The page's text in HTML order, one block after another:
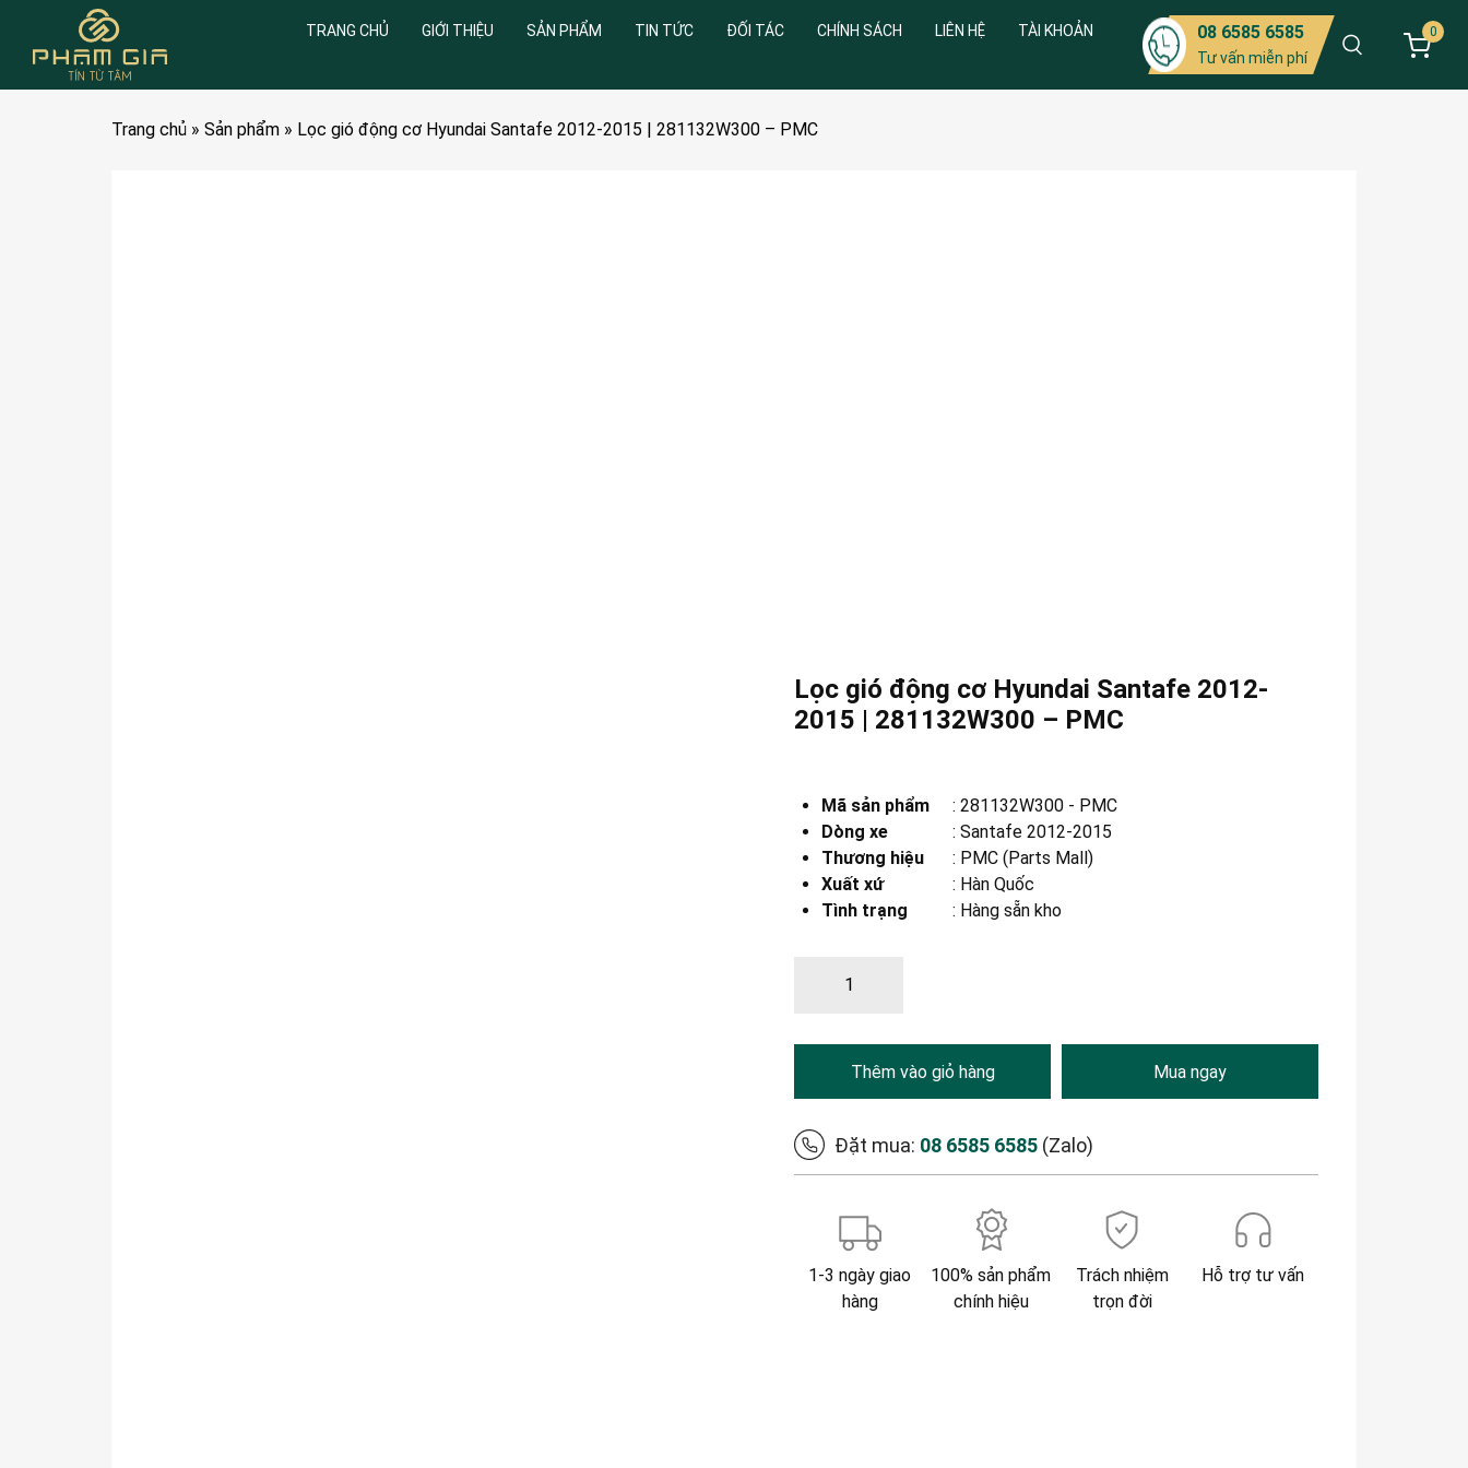
TRANG CHỦ GIỚI THIỆU SẢN PHẨM TIN TỨC ĐỐI TÁC CHÍNH SÁCH LIÊN HỆ TÀI KHOẢN 08 6585 6585
Tư vấn miễn phí
0
Trang chủ » Sản phẩm » Lọc gió động cơ Hyundai Santafe 2012-2015 | 281132W300 – PMC
Lọc gió động cơ Hyundai Santafe 2012-
2015 | 281132W300 – PMC
Mã sản phẩm : 281132W300 - PMC
Dòng xe
: Santafe 2012-2015
Thương hiệu
: PMC (Parts Mall)
Xuất xứ
: Hàn Quốc
Tình trạng
: Hàng sẵn kho
Thêm vào giỏ hàng Mua ngay
Đặt mua: 08 6585 6585 (Zalo)
1-3 ngày giao
hàng
100% sản phẩm
chính hiệu
Trách nhiệm
trọn đời
Hỗ trợ tư vấn